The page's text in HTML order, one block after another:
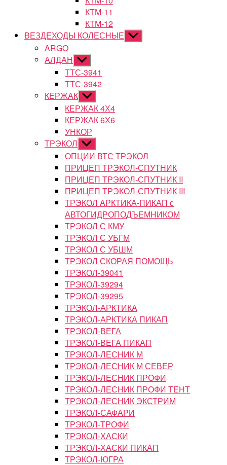
КТМ-11
КТМ-12
ВЕЗДЕХОДЫ КОЛЕСНЫЕ Показывать
подменю
ARGO
АЛДАН Показывать
подменю
ТТС-3941
ТТС-3942
КЕРЖАК Показывать
подменю
КЕРЖАК 4Х4
КЕРЖАК 6Х6
УНКОР
ТРЭКОЛ Показывать
подменю
ОПЦИИ ВТС ТРЭКОЛ
ПРИЦЕП ТРЭКОЛ-СПУТНИК
ПРИЦЕП ТРЭКОЛ-СПУТНИК II
ПРИЦЕП ТРЭКОЛ-СПУТНИК III
ТРЭКОЛ АРКТИКА-ПИКАП с
АВТОГИДРОПОДЪЕМНИКОМ
ТРЭКОЛ С КМУ
ТРЭКОЛ С УБГМ
ТРЭКОЛ С УБШМ
ТРЭКОЛ СКОРАЯ ПОМОЩЬ
ТРЭКОЛ-39041
ТРЭКОЛ-39294
ТРЭКОЛ-39295
ТРЭКОЛ-АРКТИКА
ТРЭКОЛ-АРКТИКА ПИКАП
ТРЭКОЛ-ВЕГА
ТРЭКОЛ-ВЕГА ПИКАП
ТРЭКОЛ-ЛЕСНИК М
ТРЭКОЛ-ЛЕСНИК М СЕВЕР
ТРЭКОЛ-ЛЕСНИК ПРОФИ
ТРЭКОЛ-ЛЕСНИК ПРОФИ ТЕНТ
ТРЭКОЛ-ЛЕСНИК ЭКСТРИМ
ТРЭКОЛ-САФАРИ
ТРЭКОЛ-ТРОФИ
ТРЭКОЛ-ХАСКИ
ТРЭКОЛ-ХАСКИ ПИКАП
ТРЭКОЛ-ЮГРА